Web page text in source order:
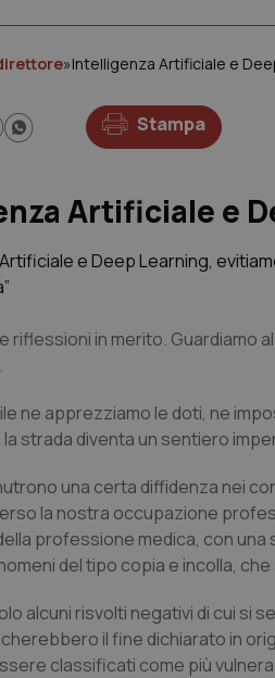
»Intelligenza Artificiale e
Stampa
Artificiale e
riflessioni in merito. Guardiamo
ne apprezziamo le doti, ne
la strada diventa un sentiero
una certa diffidenza nei
la nostra occupazione
professione medica, con
del tipo copia e incolla,
alcuni risvolti negativi di cui si
il fine dichiarato in
classificati come più